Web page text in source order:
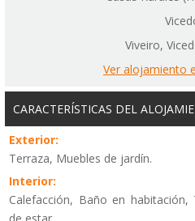
Viveiro,
Ver alojamiento
CARACTERÍSTICAS DEL
Exterior:
Terraza, Muebles de jardín.
Interior:
Calefacción, Baño en habitación,